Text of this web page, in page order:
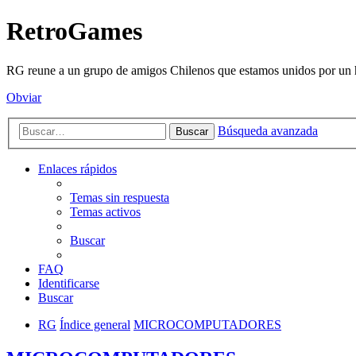
RetroGames
RG reune a un grupo de amigos Chilenos que estamos unidos por
Obviar
Buscar Búsqueda avanzada
Enlaces rápidos
Temas sin respuesta
Temas activos
Buscar
FAQ
Identificarse
Buscar
RG Índice general MICROCOMPUTADORES